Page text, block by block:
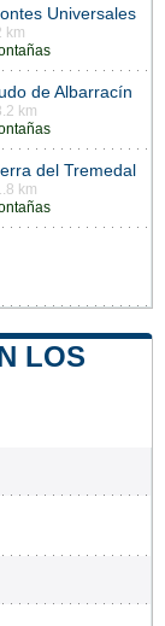
Universales
km
de Albarracín
km
del Tremedal
km
LOS